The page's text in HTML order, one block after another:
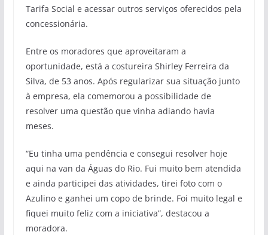
Tarifa Social e acessar outros serviços oferecidos pela
concessionária.
Entre os moradores que aproveitaram a
oportunidade, está a costureira Shirley Ferreira da
Silva, de 53 anos. Após regularizar sua situação junto
à empresa, ela comemorou a possibilidade de
resolver uma questão que vinha adiando havia
meses.
“Eu tinha uma pendência e consegui resolver hoje
aqui na van da Águas do Rio. Fui muito bem atendida
e ainda participei das atividades, tirei foto com o
Azulino e ganhei um copo de brinde. Foi muito legal e
fiquei muito feliz com a iniciativa”, destacou a
moradora.